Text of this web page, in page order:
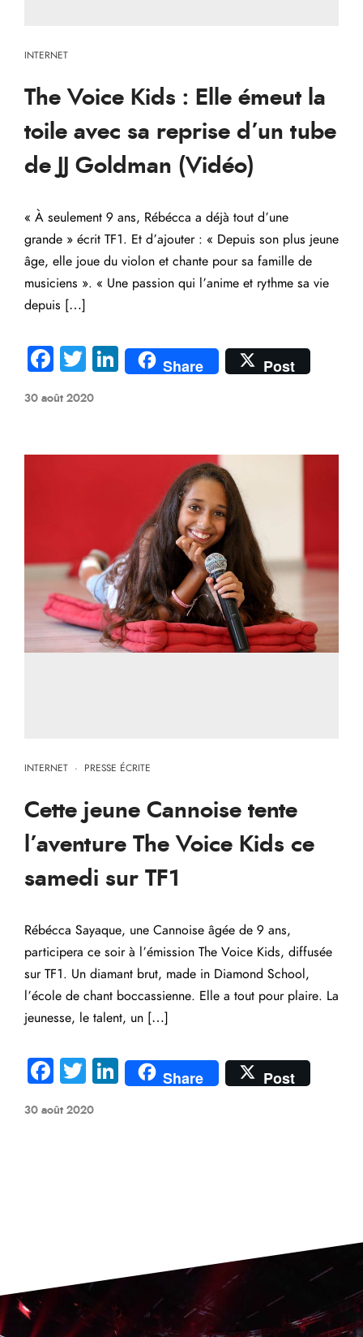
INTERNET
The Voice Kids : Elle émeut la
toile avec sa reprise d’un tube
de JJ Goldman (Vidéo)
« À seulement 9 ans, Rébécca a déjà tout d’une
grande » écrit TF1. Et d’ajouter : « Depuis son plus jeune
âge, elle joue du violon et chante pour sa famille de
musiciens ». « Une passion qui l’anime et rythme sa vie
depuis […]
Fa
b
ok
T
tte
Li
n
Share Post
30 août 2020
INTERNET · PRESSE ÉCRITE
Cette jeune Cannoise tente
l’aventure The Voice Kids ce
samedi sur TF1
Rébécca Sayaque, une Cannoise âgée de 9 ans,
participera ce soir à l’émission The Voice Kids, diffusée
sur TF1. Un diamant brut, made in Diamond School,
l’école de chant boccassienne. Elle a tout pour plaire. La
jeunesse, le talent, un […]
Fa
b
T
tte
Li
Share Post
30 août 2020